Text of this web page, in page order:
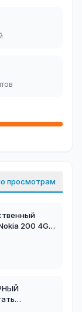
просмотрам
базовые